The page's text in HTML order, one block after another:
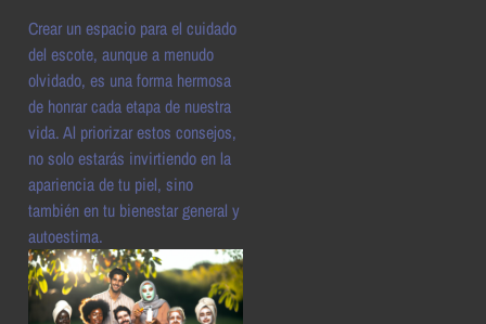
Crear un espacio para el cuidado
del escote, aunque a menudo
olvidado, es una forma hermosa
de honrar cada etapa de nuestra
vida. Al priorizar estos consejos,
no solo estarás invirtiendo en la
apariencia de tu piel, sino
también en tu bienestar general y
autoestima.